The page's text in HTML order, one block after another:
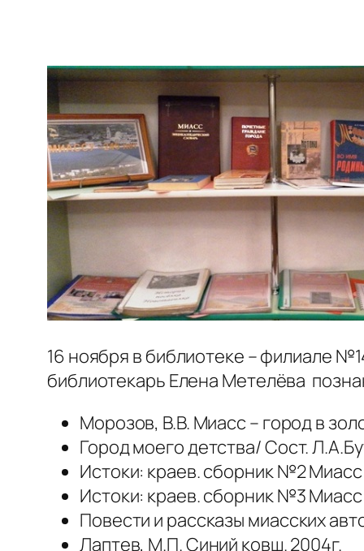
16 ноября в библиотеке – филиале
библиотекарь Елена Метелёва
Морозов, В.В. Миасс – город в
Город моего детства/ Сост.
Истоки: краев. сборник №2
Истоки: краев. сборник №3
Повести и рассказы миасских
Лаптев, М.П. Синий ковш. 2004г.